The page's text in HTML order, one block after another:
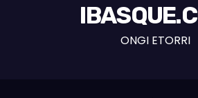
ONGI ETORRI